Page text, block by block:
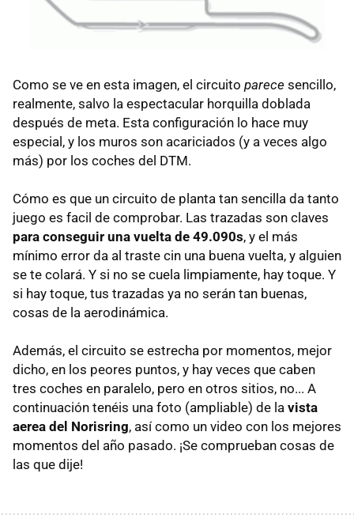
Como se ve en esta imagen, el circuito parece sencillo,
realmente, salvo la espectacular horquilla doblada
después de meta. Esta configuración lo hace muy
especial, y los muros son acariciados (y a veces algo
más) por los coches del DTM.
Cómo es que un circuito de planta tan sencilla da tanto
juego es facil de comprobar. Las trazadas son claves
para conseguir una vuelta de 49.090s, y el más
mínimo error da al traste cin una buena vuelta, y alguien
se te colará. Y si no se cuela limpiamente, hay toque. Y
si hay toque, tus trazadas ya no serán tan buenas,
cosas de la aerodinámica.
Además, el circuito se estrecha por momentos, mejor
dicho, en los peores puntos, y hay veces que caben
tres coches en paralelo, pero en otros sitios, no... A
continuación tenéis una foto (ampliable) de la vista
aerea del Norisring, así como un video con los mejores
momentos del año pasado. ¡Se comprueban cosas de
las que dije!